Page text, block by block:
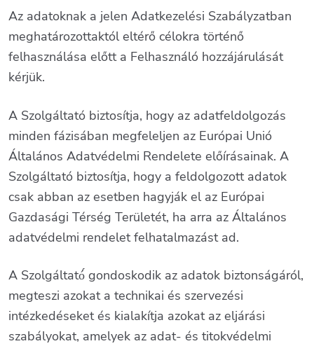
Az adatoknak a jelen Adatkezelési Szabályzatban
meghatározottaktól eltérő célokra történő
felhasználása előtt a Felhasználó hozzájárulását
kérjük.
A Szolgáltató biztosítja, hogy az adatfeldolgozás
minden fázisában megfeleljen az Európai Unió
Általános Adatvédelmi Rendelete előírásainak. A
Szolgáltató biztosítja, hogy a feldolgozott adatok
csak abban az esetben hagyják el az Európai
Gazdasági Térség Területét, ha arra az Általános
adatvédelmi rendelet felhatalmazást ad.
A Szolgáltató́ gondoskodik az adatok biztonságáról,
megteszi azokat a technikai és szervezési
intézkedéseket és kialakítja azokat az eljárási
szabályokat, amelyek az adat- és titokvédelmi